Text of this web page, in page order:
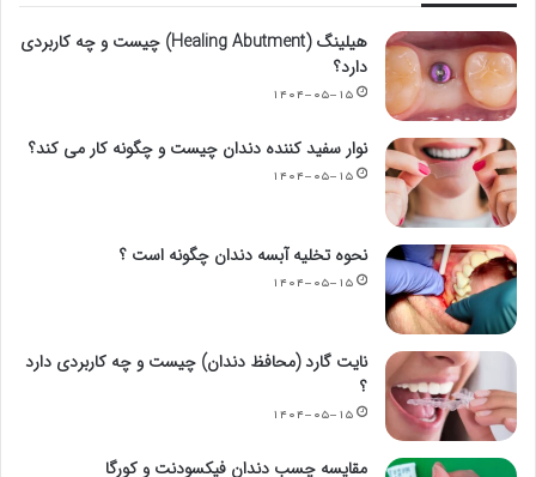
هیلینگ (Healing Abutment) چیست و چه کاربردی
دارد؟
۱۴۰۴-۰۵-۱۵
نوار سفید کننده دندان چیست و چگونه کار می کند؟
۱۴۰۴-۰۵-۱۵
نحوه تخلیه آبسه دندان چگونه است ؟
۱۴۰۴-۰۵-۱۵
نایت گارد (محافظ دندان) چیست و چه کاربردی دارد
؟
۱۴۰۴-۰۵-۱۵
مقایسه چسب دندان فیکسودنت و کورگا